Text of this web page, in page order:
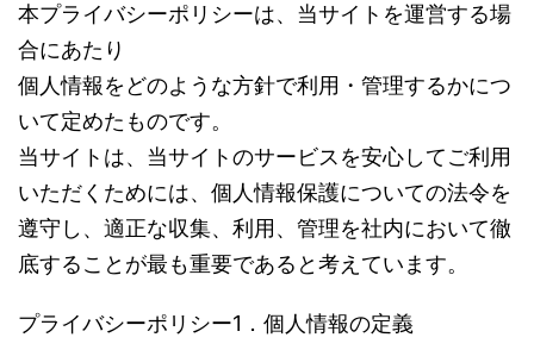
本プライバシーポリシーは、当サイトを運営する場
合にあたり
個人情報をどのような方針で利用・管理するかにつ
いて定めたものです。
当サイトは、当サイトのサービスを安心してご利用
いただくためには、個人情報保護についての法令を
遵守し、適正な収集、利用、管理を社内において徹
底することが最も重要であると考えています。
プライバシーポリシー1．個人情報の定義